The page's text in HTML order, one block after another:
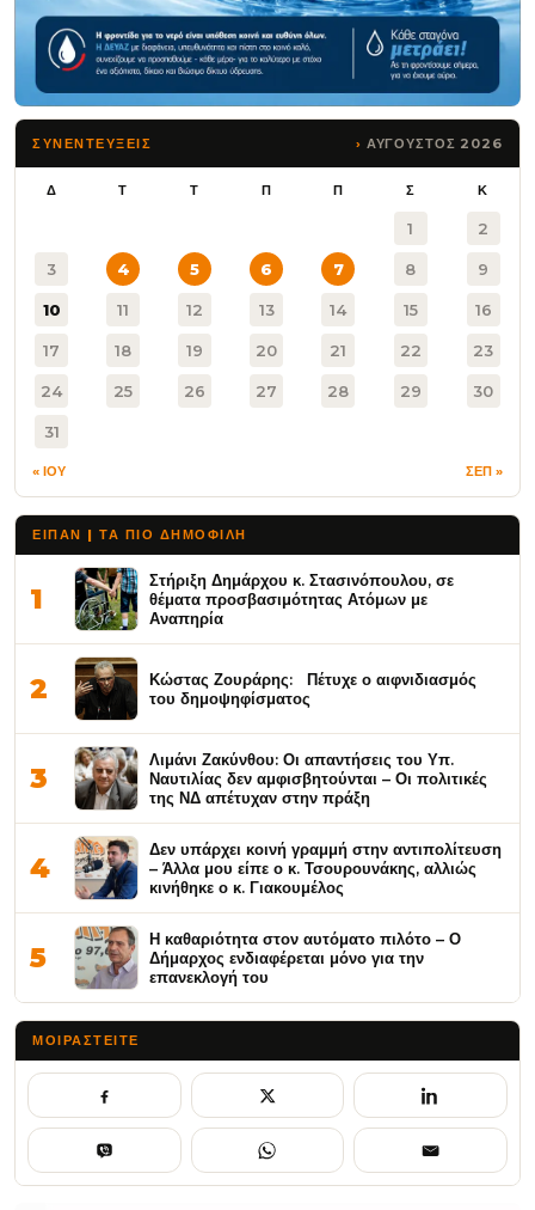
ΣΥΝΕΝΤΕΥΞΕΙΣ ΑΥΓΟΥΣΤΟΣ 2026
Δ Τ Τ Π Π Σ Κ
1 2
3 4 5 6 7 8 9
10 11 12 13 14 15 16
17 18 19 20 21 22 23
24 25 26 27 28 29 30
31
« ΙΟΥ ΣΕΠ »
ΕΙΠΑΝ | ΤΑ ΠΙΟ ΔΗΜΟΦΙΛΉ
1
Στήριξη Δημάρχου κ. Στασινόπουλου, σε
θέματα προσβασιμότητας Ατόμων με
Αναπηρία
2
Κώστας Ζουράρης: Πέτυχε ο αιφνιδιασμός
του δημοψηφίσματος
3
Λιμάνι Ζακύνθου: Οι απαντήσεις του Υπ.
Ναυτιλίας δεν αμφισβητούνται – Οι πολιτικές
της ΝΔ απέτυχαν στην πράξη
4
Δεν υπάρχει κοινή γραμμή στην αντιπολίτευση
– Άλλα μου είπε ο κ. Τσουρουνάκης, αλλιώς
κινήθηκε ο κ. Γιακουμέλος
5
Η καθαριότητα στον αυτόματο πιλότο – Ο
Δήμαρχος ενδιαφέρεται μόνο για την
επανεκλογή του
ΜΟΙΡΑΣΤΕΊΤΕ